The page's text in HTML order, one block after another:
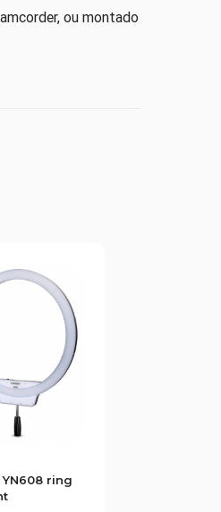
ou montado
YN608 ring